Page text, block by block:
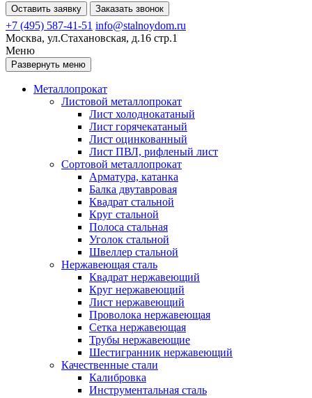
Оставить заявку Заказать звонок
+7 (495) 587-41-51 info@stalnoydom.ru
Москва, ул.Стахановская, д.16 стр.1
Меню
Развернуть меню
Металлопрокат
Листовой металлопрокат
Лист холоднокатаный
Лист горячекатаный
Лист оцинкованный
Лист ПВЛ, рифленый лист
Сортовой металлопрокат
Арматура, катанка
Балка двутавровая
Квадрат стальной
Круг стальной
Полоса стальная
Уголок стальной
Швеллер стальной
Нержавеющая сталь
Квадрат нержавеющий
Круг нержавеющий
Лист нержавеющий
Проволока нержавеющая
Сетка нержавеющая
Трубы нержавеющие
Шестигранник нержавеющий
Качественные стали
Калибровка
Инструментальная сталь